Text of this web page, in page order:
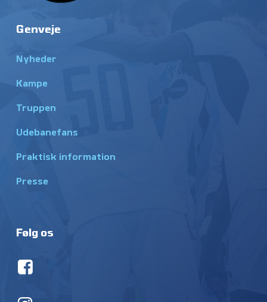
Genveje
Nyheder
Kampe
Truppen
Udebanefans
Praktisk information
Presse
Følg os